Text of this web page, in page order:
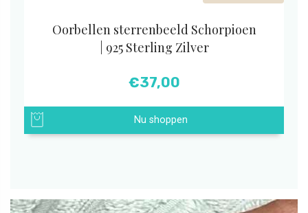
Oorbellen sterrenbeeld Schorpioen
| 925 Sterling Zilver
€37,00
Nu shoppen